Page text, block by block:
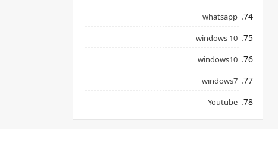
whatsapp
windows 10
windows10
windows7
Youtube